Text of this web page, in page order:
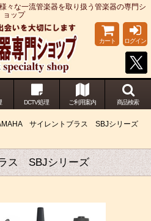
々な一流管楽器を取り扱う管楽器の専門シ
ョップ
カート ログイン
DCTV処理 ご利用案内 商品検索
サイレントブラス SBJシリーズ
ス SBJシリーズ